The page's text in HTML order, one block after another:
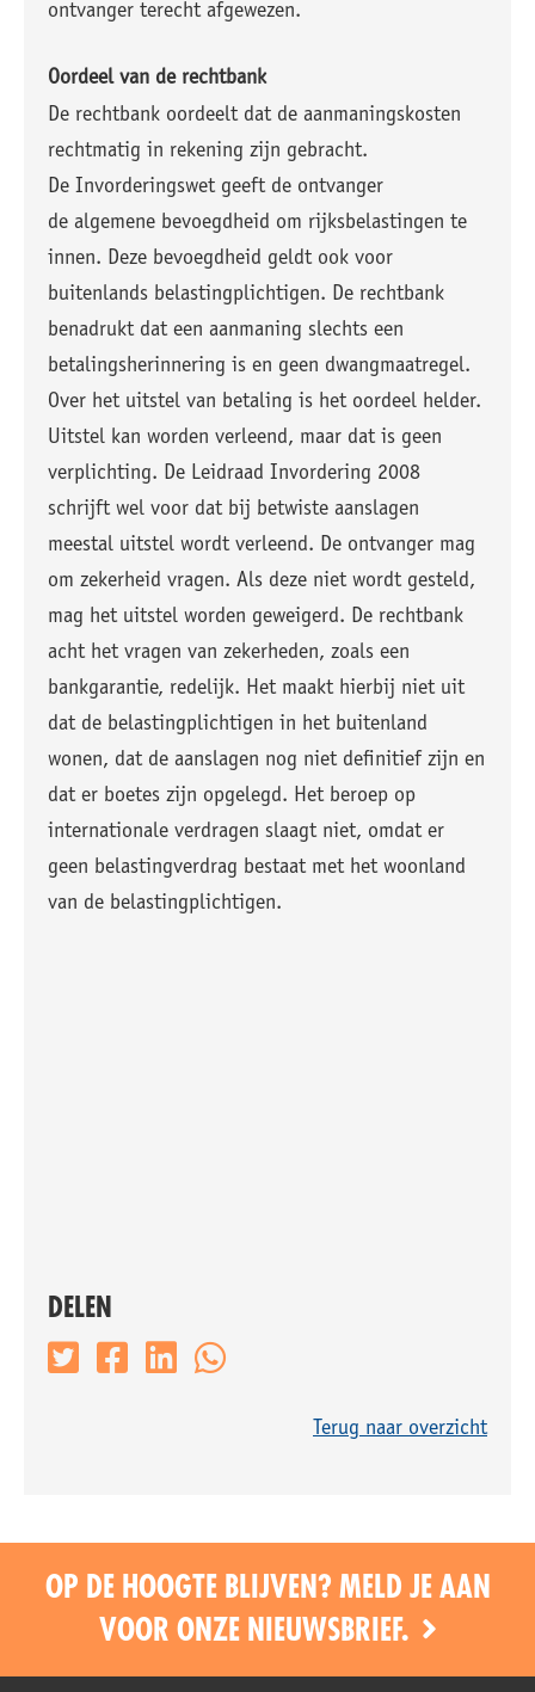
ontvanger terecht afgewezen.
Oordeel van de rechtbank
De rechtbank oordeelt dat de aanmaningskosten
rechtmatig in rekening zijn gebracht.
De Invorderingswet geeft de ontvanger
de algemene bevoegdheid om rijksbelastingen te
innen. Deze bevoegdheid geldt ook voor
buitenlands belastingplichtigen. De rechtbank
benadrukt dat een aanmaning slechts een
betalingsherinnering is en geen dwangmaatregel.
Over het uitstel van betaling is het oordeel helder.
Uitstel kan worden verleend, maar dat is geen
verplichting. De Leidraad Invordering 2008
schrijft wel voor dat bij betwiste aanslagen
meestal uitstel wordt verleend. De ontvanger mag
om zekerheid vragen. Als deze niet wordt gesteld,
mag het uitstel worden geweigerd. De rechtbank
acht het vragen van zekerheden, zoals een
bankgarantie, redelijk. Het maakt hierbij niet uit
dat de belastingplichtigen in het buitenland
wonen, dat de aanslagen nog niet definitief zijn en
dat er boetes zijn opgelegd. Het beroep op
internationale verdragen slaagt niet, omdat er
geen belastingverdrag bestaat met het woonland
van de belastingplichtigen.
DELEN
Terug naar overzicht
OP DE HOOGTE BLIJVEN? MELD JE AAN
VOOR ONZE NIEUWSBRIEF.